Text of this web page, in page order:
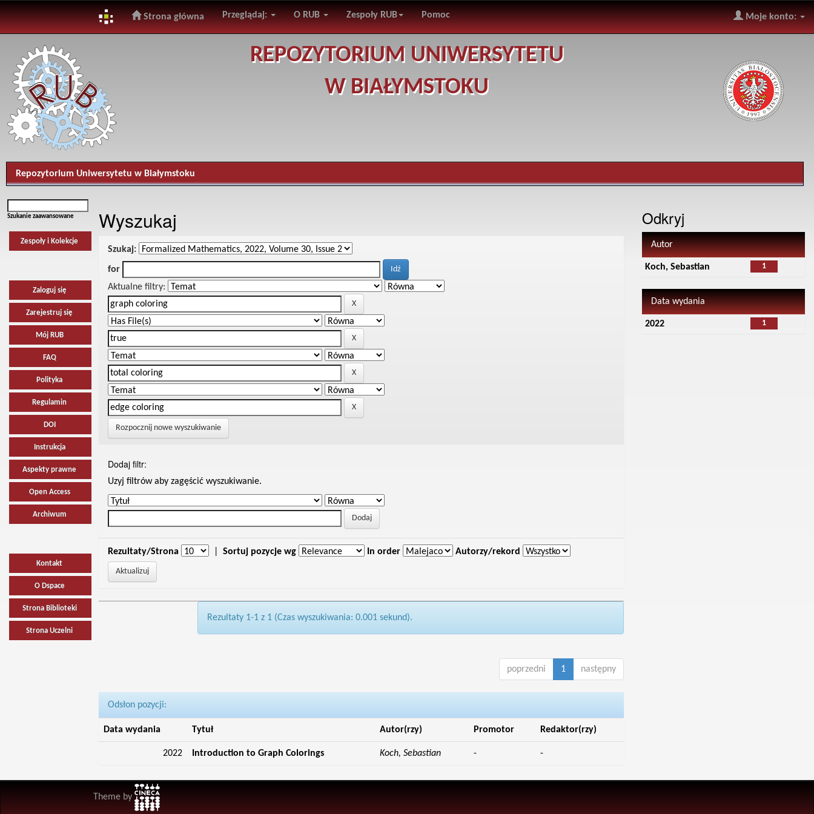
navigation
Strona główna Przeglądaj: O RUB Zespoły RUB Pomoc Moje konto:
REPOZYTORIUM UNIWERSYTETU
W BIAŁYMSTOKU
Repozytorium Uniwersytetu w Białymstoku
Szukanie zaawansowane
Zespoły i Kolekcje
Zaloguj się
Zarejestruj się
Mój RUB
FAQ
Polityka
Regulamin
DOI
Instrukcja
Aspekty prawne
Open Access
Archiwum
Kontakt
O Dspace
Strona Biblioteki
Strona Uczelni
Wyszukaj
Szukaj:
for
Aktualne filtry:
Rozpocznij nowe wyszukiwanie
Dodaj filtr:
Uzyj filtrów aby zagęścić wyszukiwanie.
Rezultaty/Strona Sortuj pozycje wg In order Autorzy/rekord
Rezultaty 1-1 z 1 (Czas wyszukiwania: 0.001 sekund).
poprzedni 1 następny
Odsłon pozycji:
Data wydania Tytuł Autor(rzy) Promotor Redaktor(rzy)
2022 Introduction to Graph Colorings Koch, Sebastian - -
Odkryj
Autor
1
Koch, Sebastian
Data wydania
1
2022
Theme by